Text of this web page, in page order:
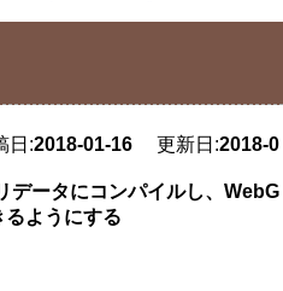
:2018-01-16 更新日:2018-0
データにコンパイルし、WebG
るようにする